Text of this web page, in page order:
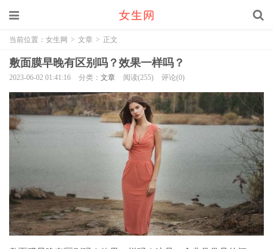
当前位置： 女生网 > 文章 > 正文
敷面膜早晚有区别吗？效果一样吗？
2023-06-02 01:41:16 分类： 文章 阅读(255) 评论(0)